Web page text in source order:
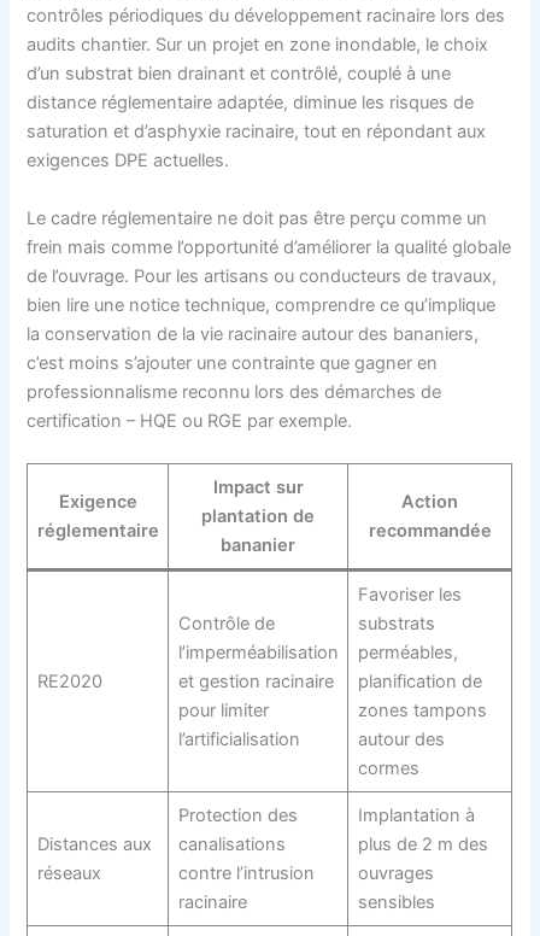
contrôles périodiques du développement racinaire lors des
audits chantier. Sur un projet en zone inondable, le choix
d’un substrat bien drainant et contrôlé, couplé à une
distance réglementaire adaptée, diminue les risques de
saturation et d’asphyxie racinaire, tout en répondant aux
exigences DPE actuelles.
Le cadre réglementaire ne doit pas être perçu comme un
frein mais comme l’opportunité d’améliorer la qualité globale
de l’ouvrage. Pour les artisans ou conducteurs de travaux,
bien lire une notice technique, comprendre ce qu’implique
la conservation de la vie racinaire autour des bananiers,
c’est moins s’ajouter une contrainte que gagner en
professionnalisme reconnu lors des démarches de
certification – HQE ou RGE par exemple.
Exigence
réglementaire
Impact sur
plantation de
bananier
Action
recommandée
RE2020
Contrôle de
l’imperméabilisation
et gestion racinaire
pour limiter
l’artificialisation
Favoriser les
substrats
perméables,
planification de
zones tampons
autour des
cormes
Distances aux
réseaux
Protection des
canalisations
contre l’intrusion
racinaire
Implantation à
plus de 2 m des
ouvrages
sensibles